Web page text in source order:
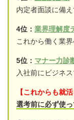
内定者面談に備
4位： 業界理解度
これから働く業
5位： マナー力診
入社前にビジネ
【これからも就
選考前に必ず使